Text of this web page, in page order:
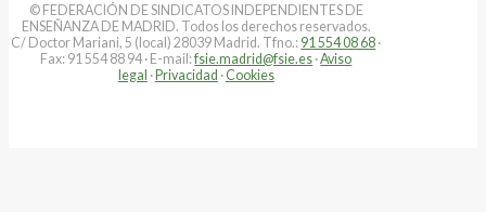
© FEDERACIÓN DE SINDICATOS INDEPENDIENTES DE
ENSEÑANZA DE MADRID. Todos los derechos reservados.
C/ Doctor Mariani, 5 (local) 28039 Madrid. Tfno.: 91 554 08 68 ·
Fax: 91 554 88 94 · E-mail:fsie.madrid@fsie.es ·Aviso
legal ·Privacidad · Cookies